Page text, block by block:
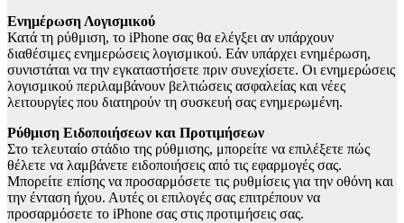
Ενημέρωση Λογισμικού
Κατά τη ρύθμιση, το iPhone σας θα ελέγξει αν υπάρχουν
διαθέσιμες ενημερώσεις λογισμικού. Εάν υπάρχει ενημέρωση,
συνιστάται να την εγκαταστήσετε πριν συνεχίσετε. Οι ενημερώσεις
λογισμικού περιλαμβάνουν βελτιώσεις ασφαλείας και νέες
λειτουργίες που διατηρούν τη συσκευή σας ενημερωμένη.
Ρύθμιση Ειδοποιήσεων και Προτιμήσεων
Στο τελευταίο στάδιο της ρύθμισης, μπορείτε να επιλέξετε πώς
θέλετε να λαμβάνετε ειδοποιήσεις από τις εφαρμογές σας.
Μπορείτε επίσης να προσαρμόσετε τις ρυθμίσεις για την οθόνη και
την ένταση ήχου. Αυτές οι επιλογές σας επιτρέπουν να
προσαρμόσετε το iPhone σας στις προτιμήσεις σας.